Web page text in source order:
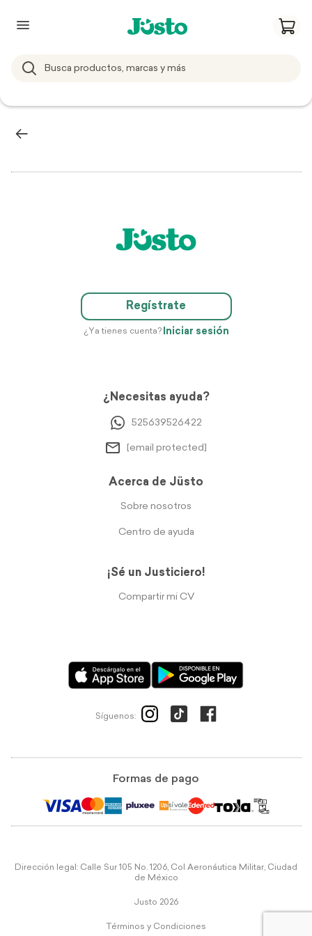
Regístrate
¿Ya tienes cuenta? Iniciar sesión
¿Necesitas ayuda?
525639526422
[email protected]
Acerca de Jüsto
Sobre nosotros
Centro de ayuda
¡Sé un Justiciero!
Compartir mi CV
Síguenos:
Formas de pago
Dirección legal: Calle Sur 105 No. 1206, Col Aeronáutica Militar, Ciudad
de México
Justo 2026
Términos y Condiciones